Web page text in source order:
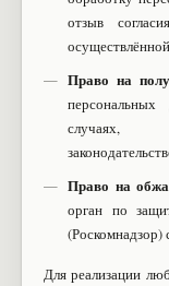
отзыв
Право на
случаях,
Право на
орган по
Для реализации